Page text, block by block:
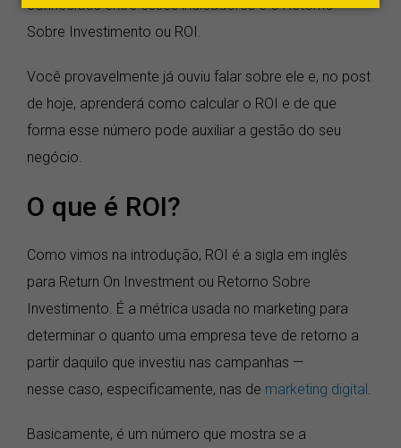
conhecidos entre esses indicadores é o Retorno
Sobre Investimento ou ROI.
Você provavelmente já ouviu falar sobre ele e, no post
de hoje, aprenderá como calcular o ROI e de que
forma esse número pode auxiliar a gestão do seu
negócio.
O que é ROI?
Como vimos na introdução, ROI é a sigla em inglês
para Return On Investment ou Retorno Sobre
Investimento. É a métrica usada no marketing para
determinar o quanto uma empresa teve de retorno a
partir daquilo que investiu nas campanhas —
nesse caso, especificamente, nas de marketing digital .
Basicamente, é um número que mostra se a